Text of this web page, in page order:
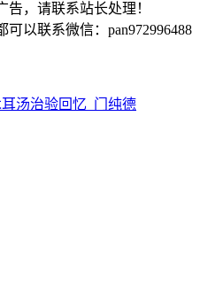
，请联系站长处理！
以联系微信：pan972996488
汤治验回忆_门纯德